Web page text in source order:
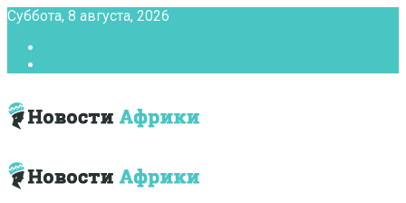
Суббота, 8 августа, 2026